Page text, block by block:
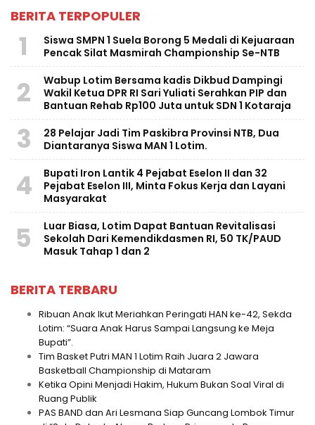
BERITA TERPOPULER
1
Siswa SMPN 1 Suela Borong 5 Medali di Kejuaraan
Pencak Silat Masmirah Championship Se-NTB
2
Wabup Lotim Bersama kadis Dikbud Dampingi
Wakil Ketua DPR RI Sari Yuliati Serahkan PIP dan
Bantuan Rehab Rp100 Juta untuk SDN 1 Kotaraja
3
28 Pelajar Jadi Tim Paskibra Provinsi NTB, Dua
Diantaranya Siswa MAN 1 Lotim.
4
Bupati Iron Lantik 4 Pejabat Eselon II dan 32
Pejabat Eselon III, Minta Fokus Kerja dan Layani
Masyarakat
5
Luar Biasa, Lotim Dapat Bantuan Revitalisasi
Sekolah Dari Kemendikdasmen RI, 50 TK/PAUD
Masuk Tahap 1 dan 2
BERITA TERBARU
Ribuan Anak Ikut Meriahkan Peringati HAN ke-42, Sekda
Lotim: “Suara Anak Harus Sampai Langsung ke Meja
Bupati”.
Tim Basket Putri MAN 1 Lotim Raih Juara 2 Jawara
Basketball Championship di Mataram
Ketika Opini Menjadi Hakim, Hukum Bukan Soal Viral di
Ruang Publik
PAS BAND dan Ari Lesmana Siap Guncang Lombok Timur